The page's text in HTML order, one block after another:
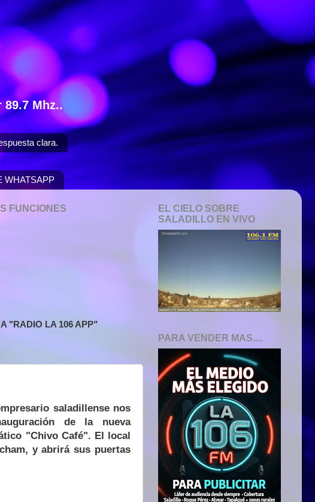
89.7 Mhz..
clara.
WHATSAPP
FUNCIONES
"RADIO LA 106 APP"
saladillense nos
de la nueva
"Chivo Café". El local
y abrirá sus puertas
EL CIELO SOBRE
SALADILLO EN VIVO
PARA VENDER MAS....